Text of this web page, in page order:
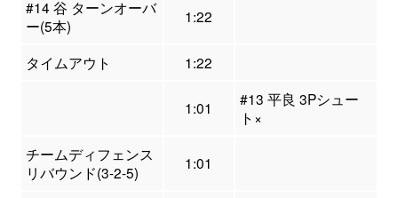
#14 谷 ターンオーバ
ー(5本)
1:22
タイムアウト 1:22
1:01
#13 平良 3Pシュー
ト×
チームディフェンス
リバウンド(3-2-5)
1:01